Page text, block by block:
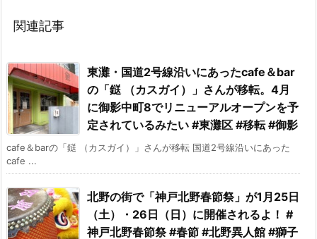
関連記事
東灘・国道2号線沿いにあったcafe＆bar
の「鎹 （カスガイ）」さんが移転。4月
に御影中町8でリニューアルオープンを予
定されているみたい #東灘区 #移転 #御影
cafe＆barの「鎹 （カスガイ）」さんが移転 国道2号線沿いにあった
cafe ...
北野の街で「神戸北野春節祭」が1月25日
（土）・26日（日）に開催されるよ！ #
神戸北野春節祭 #春節 #北野異人館 #獅子